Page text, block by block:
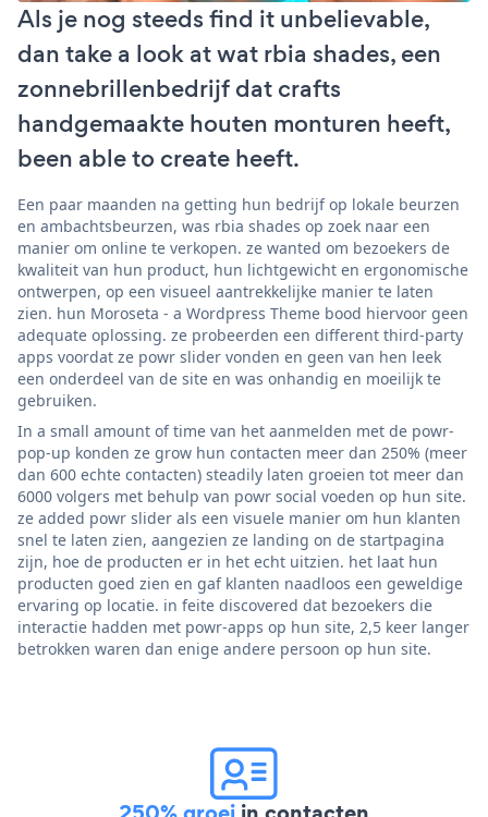
Als je nog steeds find it unbelievable,
dan take a look at wat rbia shades, een
zonnebrillenbedrijf dat crafts
handgemaakte houten monturen heeft,
been able to create heeft.
Een paar maanden na getting hun bedrijf op lokale beurzen
en ambachtsbeurzen, was rbia shades op zoek naar een
manier om online te verkopen. ze wanted om bezoekers de
kwaliteit van hun product, hun lichtgewicht en ergonomische
ontwerpen, op een visueel aantrekkelijke manier te laten
zien. hun Moroseta - a Wordpress Theme bood hiervoor geen
adequate oplossing. ze probeerden een different third-party
apps voordat ze powr slider vonden en geen van hen leek
een onderdeel van de site en was onhandig en moeilijk te
gebruiken.
In a small amount of time van het aanmelden met de powr-
pop-up konden ze grow hun contacten meer dan 250% (meer
dan 600 echte contacten) steadily laten groeien tot meer dan
6000 volgers met behulp van powr social voeden op hun site.
ze added powr slider als een visuele manier om hun klanten
snel te laten zien, aangezien ze landing on de startpagina
zijn, hoe de producten er in het echt uitzien. het laat hun
producten goed zien en gaf klanten naadloos een geweldige
ervaring op locatie. in feite discovered dat bezoekers die
interactie hadden met powr-apps op hun site, 2,5 keer langer
betrokken waren dan enige andere persoon op hun site.